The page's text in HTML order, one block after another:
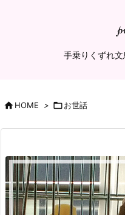
手乗りくずれ
HOME > お世話